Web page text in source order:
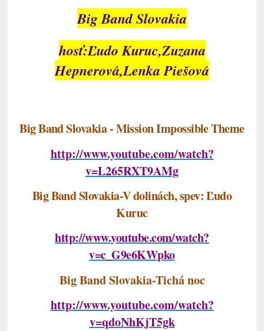
Big Band Slovakia
hosť:Ľudo Kuruc,Zuzana
Hepnerová,Lenka Piešová
Big Band Slovakia - Mission Impossible Theme
http://www.youtube.com/watch?
v=L265RXT9AMg
Big Band Slovakia-V dolinách, spev: Ľudo
Kuruc
http://www.youtube.com/watch?
v=c_G9e6KWpko
Big Band Slovakia-Tichá noc
http://www.youtube.com/watch?
v=qdoNhKjT5gk